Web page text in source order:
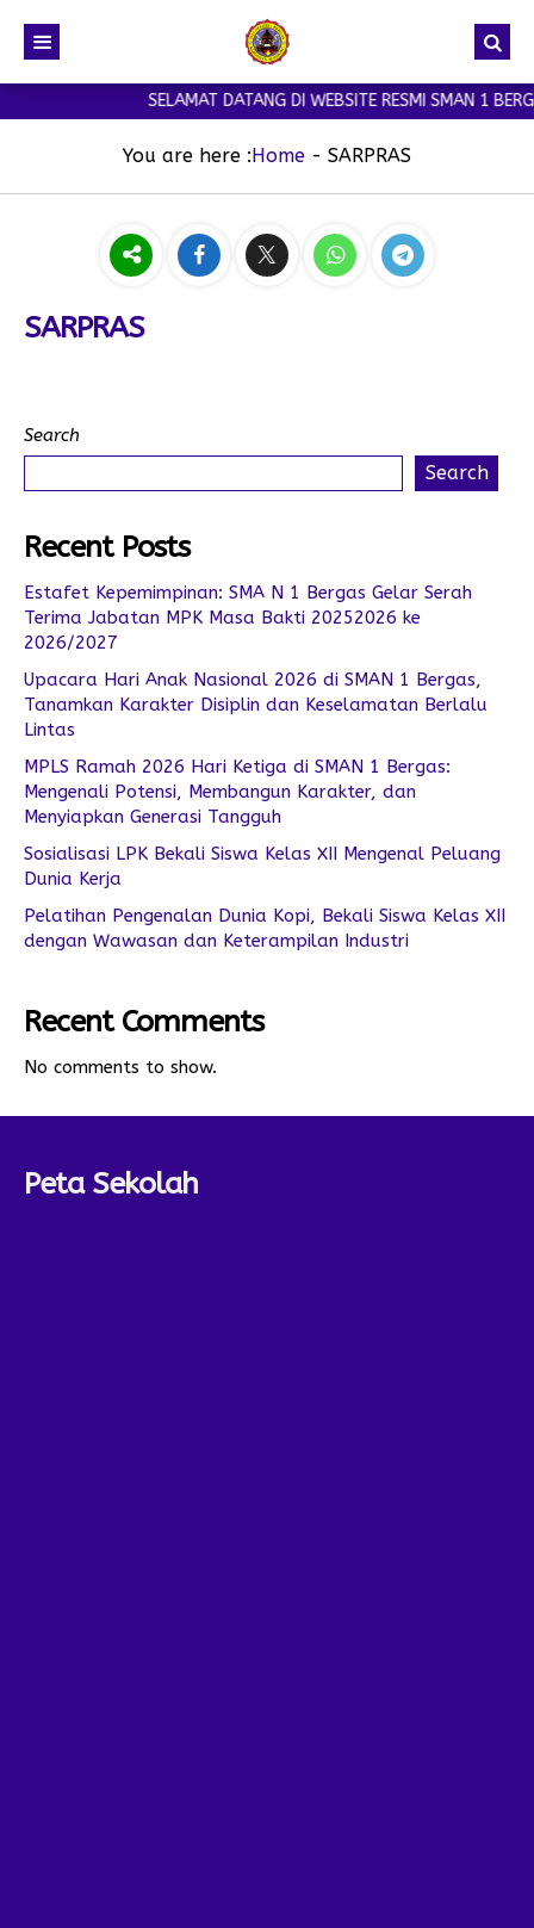
SELAMAT DATANG DI WEBSITE RESMI SMAN 1
You are here :Home - SARPRAS
SARPRAS
Search
Search
Recent Posts
Estafet Kepemimpinan: SMA N 1 Bergas Gelar Serah
Terima Jabatan MPK Masa Bakti 20252026 ke
2026/2027
Upacara Hari Anak Nasional 2026 di SMAN 1 Bergas,
Tanamkan Karakter Disiplin dan Keselamatan Berlalu
Lintas
MPLS Ramah 2026 Hari Ketiga di SMAN 1 Bergas:
Mengenali Potensi, Membangun Karakter, dan
Menyiapkan Generasi Tangguh
Sosialisasi LPK Bekali Siswa Kelas XII Mengenal Peluang
Dunia Kerja
Pelatihan Pengenalan Dunia Kopi, Bekali Siswa Kelas XII
dengan Wawasan dan Keterampilan Industri
Recent Comments
No comments to show.
Peta Sekolah